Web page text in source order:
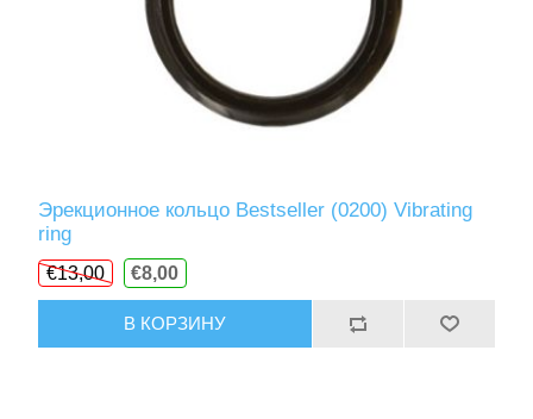
Эрекционное кольцо Bestseller (0200) Vibrating
ring
€13,00 €8,00
В КОРЗИНУ